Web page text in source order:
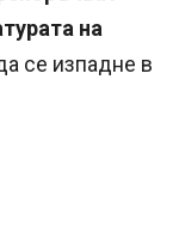
на
се изпадне в